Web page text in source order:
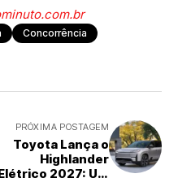
Concorrência
PRÓXIMA POSTAGEM
Toyota Lança o
Highlander
2027: Um